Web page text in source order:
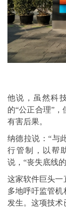
他说，虽然科
的“公正合理”
有害后果。
纳德拉说：“与
行管制，以帮
说，“丧失底线
这家软件巨头一
多地呼吁监管
发生。这项技